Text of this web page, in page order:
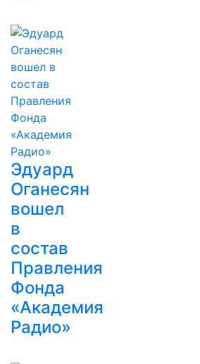
Эдуард
Оганесян
вошел
в
состав
Правления
Фонда
«Академия
Радио»